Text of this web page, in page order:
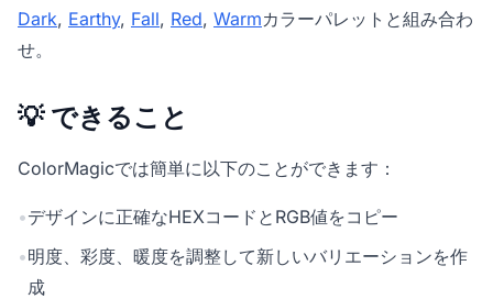
Dark, Earthy, Fall, Red, Warmカラーパレットと組み合わ
せ。
💡 できること
ColorMagicでは簡単に以下のことができます：
•デザインに正確なHEXコードとRGB値をコピー
•明度、彩度、暖度を調整して新しいバリエーションを作
成